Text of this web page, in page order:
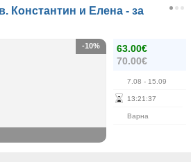
Константин и Елена - за
63.00€
70.00€
7.08 - 15.09
13:21:37
Варна
-10%